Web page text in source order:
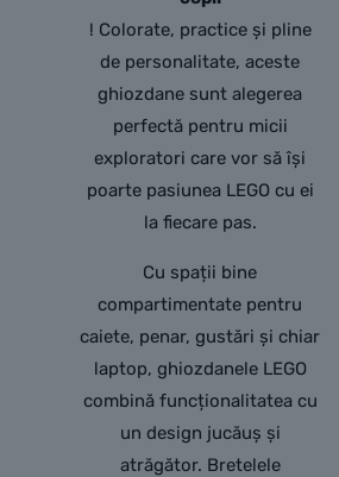
! Colorate, practice și pline
de personalitate, aceste
ghiozdane sunt alegerea
perfectă pentru micii
exploratori care vor să își
poarte pasiunea LEGO cu ei
la fiecare pas.
Cu spații bine
compartimentate pentru
caiete, penar, gustări și chiar
laptop, ghiozdanele LEGO
combină funcționalitatea cu
un design jucăuș și
atrăgător. Bretelele